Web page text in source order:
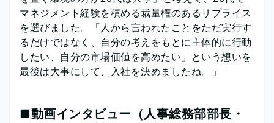
マネジメント経験を積める裁量権のあるリプライス
を選びました。「人から言われたことをただ実行す
るだけではなく、自分の考えをもとに主体的に行動
したい、自分の市場価値を高めたい」という想いを
最後は大事にして、入社を決めましたね。」
■動画インタビュー（人事総務部部長・